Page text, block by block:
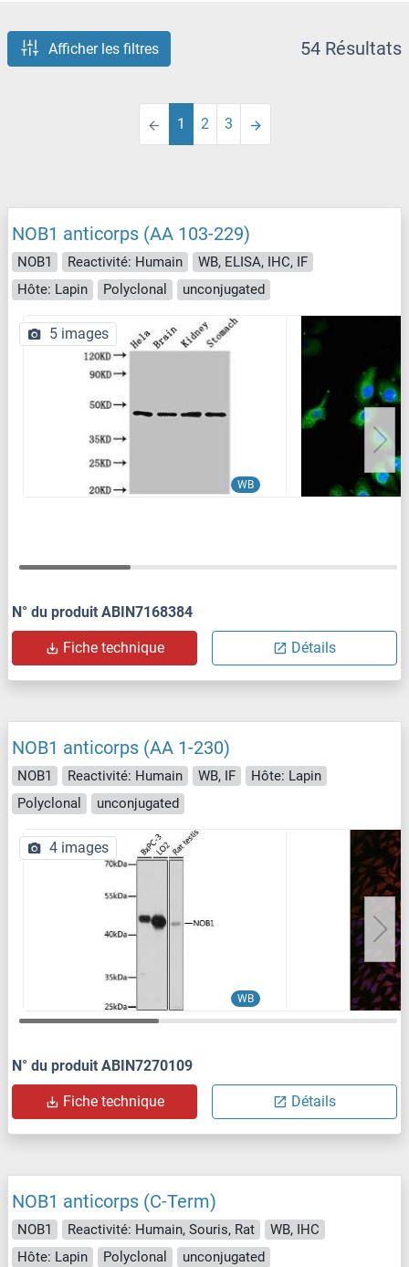
Afficher les filtres 54 Résultats
1 2 3
NOB1 anticorps (AA 103-229)
NOB1 Reactivité: Humain
WB, ELISA, IHC, IF
Hôte: Lapin
Polyclonal unconjugated
WB
5 images
N° du produit ABIN7168384
Fiche technique Détails
NOB1 anticorps (AA 1-230)
NOB1 Reactivité: Humain WB, IF
Hôte: Lapin
Polyclonal
unconjugated
WB
4 images
N° du produit ABIN7270109
Fiche technique Détails
NOB1 anticorps (C-Term)
NOB1 Reactivité: Humain, Souris, Rat
WB, IHC
Hôte: Lapin
Polyclonal unconjugated